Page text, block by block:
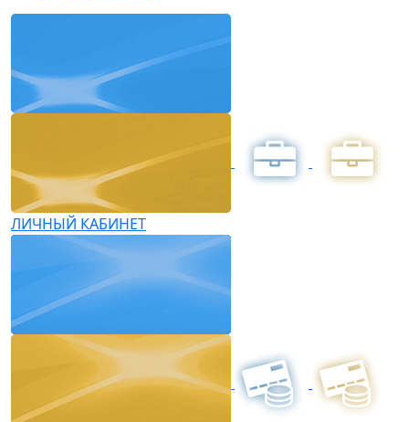
ЛИЧНЫЙ КАБИНЕТ